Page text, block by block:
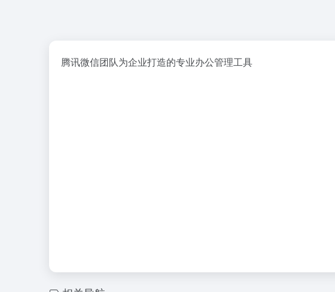
腾讯微信团队为企业打造的专业办公管理工具